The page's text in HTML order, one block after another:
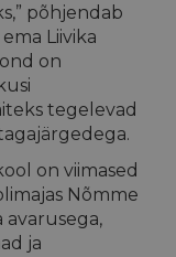
põhjendab
Liivika
on
tegelevad
on viimased
Nõmme
avarusega,
ja